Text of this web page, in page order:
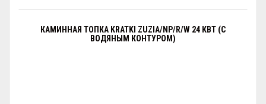
КАМИННАЯ ТОПКА KRATKI ZUZIA/NP/R/W 24 КВТ (С
ВОДЯНЫМ КОНТУРОМ)